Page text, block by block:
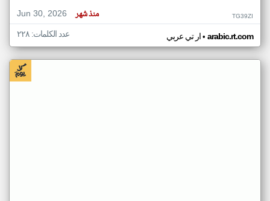
Jun 30, 2026
منذ شهر TG39ZI
ار تي عربي• arabic.rt.com عدد الكلمات: ٢٢٨